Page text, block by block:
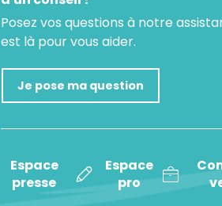
Posez vos questions à notre
est là pour vous aider.
Je pose ma question
Espace
presse
Espace
pro